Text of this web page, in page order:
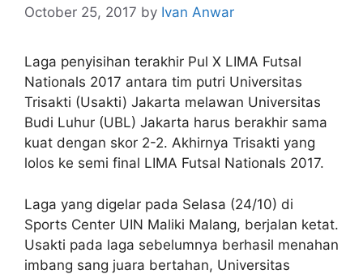
October 25, 2017 by Ivan Anwar
Laga penyisihan terakhir Pul X LIMA Futsal
Nationals 2017 antara tim putri Universitas
Trisakti (Usakti) Jakarta melawan Universitas
Budi Luhur (UBL) Jakarta harus berakhir sama
kuat dengan skor 2-2. Akhirnya Trisakti yang
lolos ke semi final LIMA Futsal Nationals 2017.
Laga yang digelar pada Selasa (24/10) di
Sports Center UIN Maliki Malang, berjalan ketat.
Usakti pada laga sebelumnya berhasil menahan
imbang sang juara bertahan, Universitas